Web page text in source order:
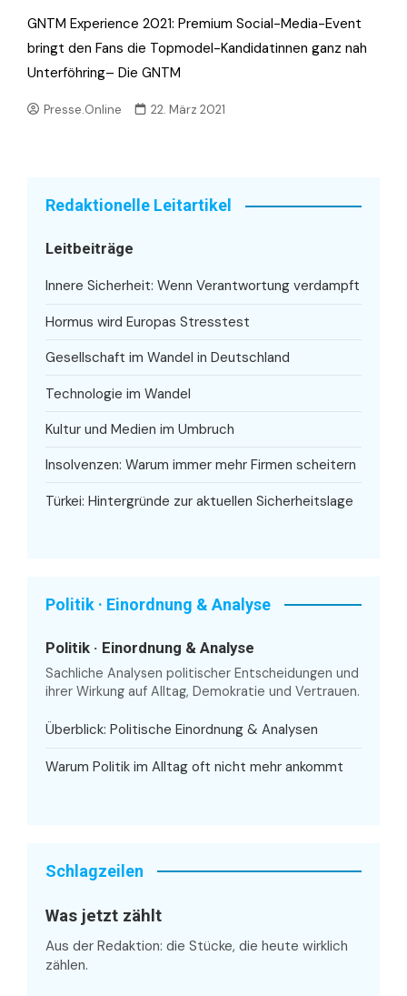
GNTM Experience 2021: Premium Social-Media-Event
bringt den Fans die Topmodel-Kandidatinnen ganz nah
Unterföhring– Die GNTM
Presse.Online 22. März 2021
Redaktionelle Leitartikel
Leitbeiträge
Innere Sicherheit: Wenn Verantwortung verdampft
Hormus wird Europas Stresstest
Gesellschaft im Wandel in Deutschland
Technologie im Wandel
Kultur und Medien im Umbruch
Insolvenzen: Warum immer mehr Firmen scheitern
Türkei: Hintergründe zur aktuellen Sicherheitslage
Politik · Einordnung & Analyse
Politik · Einordnung & Analyse
Sachliche Analysen politischer Entscheidungen und
ihrer Wirkung auf Alltag, Demokratie und Vertrauen.
Überblick: Politische Einordnung & Analysen
Warum Politik im Alltag oft nicht mehr ankommt
Schlagzeilen
Was jetzt zählt
Aus der Redaktion: die Stücke, die heute wirklich
zählen.